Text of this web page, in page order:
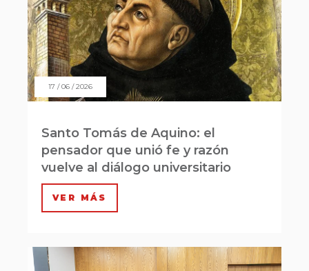
17 / 06 / 2026
Santo Tomás de Aquino: el
pensador que unió fe y razón
vuelve al diálogo universitario
VER MÁS